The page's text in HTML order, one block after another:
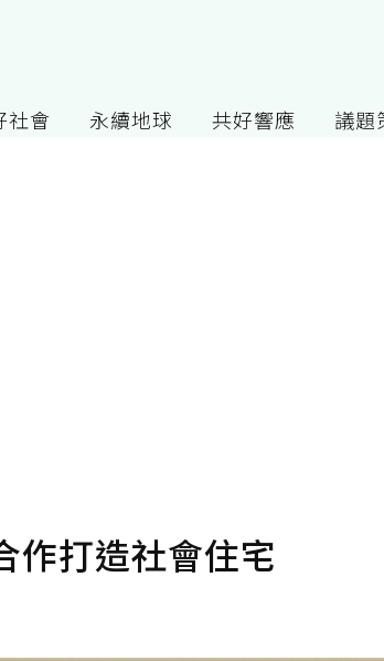
社會 永續地球 共好響應 議題
作打造社會住宅